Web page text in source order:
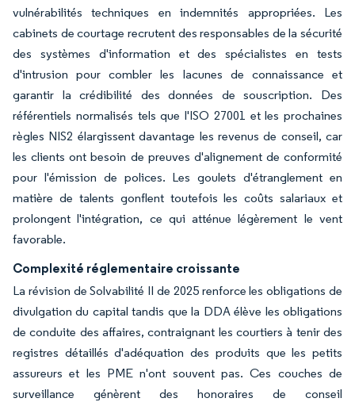
vulnérabilités techniques en indemnités appropriées. Les
cabinets de courtage recrutent des responsables de la sécurité
des systèmes d'information et des spécialistes en tests
d'intrusion pour combler les lacunes de connaissance et
garantir la crédibilité des données de souscription. Des
référentiels normalisés tels que l'ISO 27001 et les prochaines
règles NIS2 élargissent davantage les revenus de conseil, car
les clients ont besoin de preuves d'alignement de conformité
pour l'émission de polices. Les goulets d'étranglement en
matière de talents gonflent toutefois les coûts salariaux et
prolongent l'intégration, ce qui atténue légèrement le vent
favorable.
Complexité réglementaire croissante
La révision de Solvabilité II de 2025 renforce les obligations de
divulgation du capital tandis que la DDA élève les obligations
de conduite des affaires, contraignant les courtiers à tenir des
registres détaillés d'adéquation des produits que les petits
assureurs et les PME n'ont souvent pas. Ces couches de
surveillance génèrent des honoraires de conseil